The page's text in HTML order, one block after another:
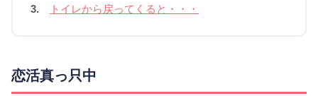
3. トイレから戻ってくると・・・
恋活真っ只中